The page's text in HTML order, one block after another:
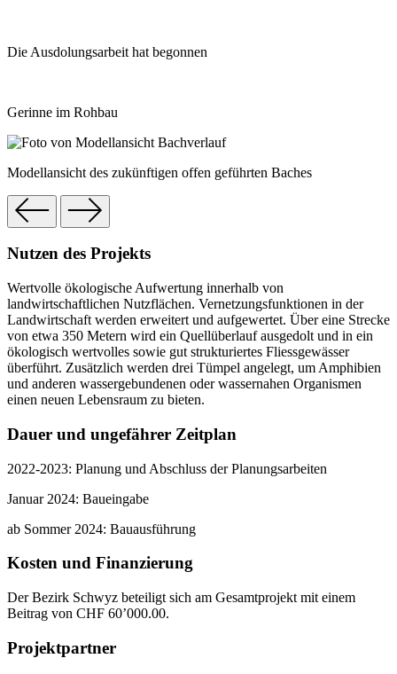
Die Ausdolungsarbeit hat begonnen
Gerinne im Rohbau
Modellansicht des zukünftigen offen geführten Baches
Nutzen des Projekts
Wertvolle ökologische Aufwertung innerhalb von
landwirtschaftlichen Nutzflächen. Vernetzungsfunktionen in der
Landwirtschaft werden erweitert und aufgewertet. Über eine Strecke
von etwa 350 Metern wird ein Quellüberlauf ausgedolt und in ein
ökologisch wertvolles sowie gut strukturiertes Fliessgewässer
überführt. Zusätzlich werden drei Tümpel angelegt, um Amphibien
und anderen wassergebundenen oder wassernahen Organismen
einen neuen Lebensraum zu bieten.
Dauer und ungefährer Zeitplan
2022-2023: Planung und Abschluss der Planungsarbeiten
Januar 2024: Baueingabe
ab Sommer 2024: Bauausführung
Kosten und Finanzierung
Der Bezirk Schwyz beteiligt sich am Gesamtprojekt mit einem
Beitrag von CHF 60’000.00.
Projektpartner